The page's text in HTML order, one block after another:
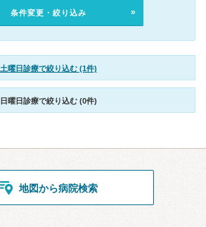
条件変更・絞り込み
土曜日診療で絞り込む (1件)
日曜日診療で絞り込む (0件)
地図から病院検索